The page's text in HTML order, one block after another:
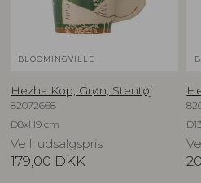
BLOOMINGVILLE
Hezha Kop, Grøn, Stentøj
82072668
D8xH9 cm
Vejl. udsalgspris
179,00 DKK